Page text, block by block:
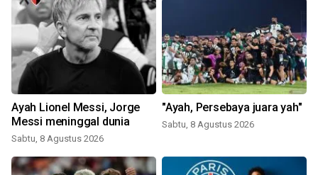
Ayah Lionel Messi, Jorge
Messi meninggal dunia
Sabtu, 8 Agustus 2026
"Ayah, Persebaya juara yah"
Sabtu, 8 Agustus 2026